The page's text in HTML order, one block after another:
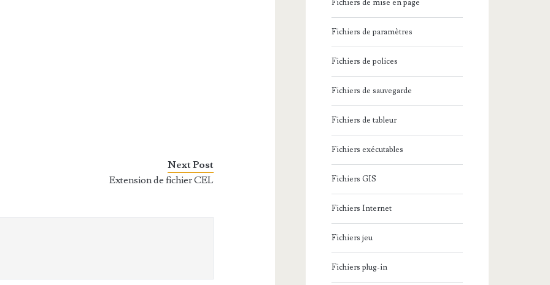
Next Post
Extension de fichier CEL
Fichiers de mise en page
Fichiers de paramètres
Fichiers de polices
Fichiers de sauvegarde
Fichiers de tableur
Fichiers exécutables
Fichiers GIS
Fichiers Internet
Fichiers jeu
Fichiers plug-in